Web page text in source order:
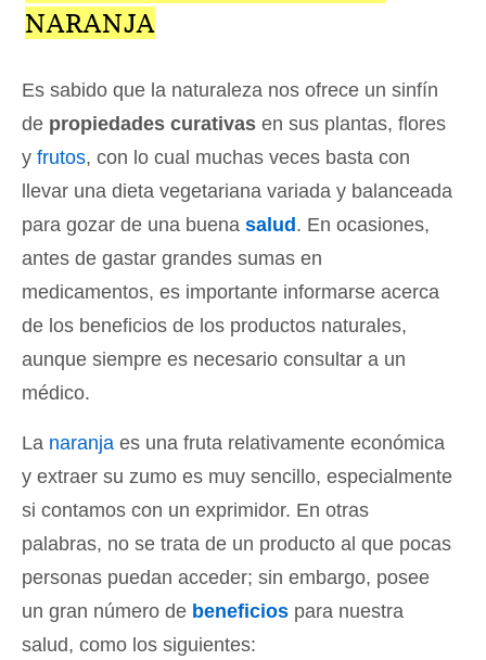
NARANJA
Es sabido que la naturaleza nos ofrece un sinfín
de propiedades curativas en sus plantas, flores
y frutos, con lo cual muchas veces basta con
llevar una dieta vegetariana variada y balanceada
para gozar de una buena salud . En ocasiones,
antes de gastar grandes sumas en
medicamentos, es importante informarse acerca
de los beneficios de los productos naturales,
aunque siempre es necesario consultar a un
médico.
La naranja es una fruta relativamente económica
y extraer su zumo es muy sencillo, especialmente
si contamos con un exprimidor. En otras
palabras, no se trata de un producto al que pocas
personas puedan acceder; sin embargo, posee
un gran número de beneficios para nuestra
salud, como los siguientes: